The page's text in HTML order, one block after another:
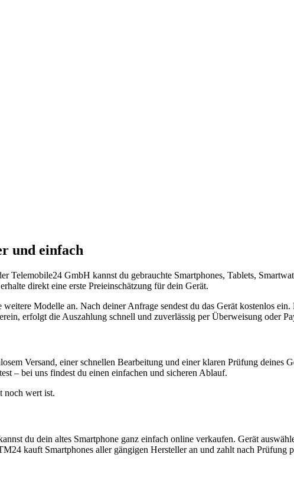
und einfach
GmbH kannst du gebrauchte Smartphones, Tablets,
direkt eine erste Preieinschätzung für dein Gerät.
Modelle an. Nach deiner Anfrage sendest du das Gerät kostenlos
erfolgt die Auszahlung schnell und zuverlässig per Überweisung oder
Versand, einer schnellen Bearbeitung und einer klaren Prüfung deines
– bei uns findest du einen einfachen und sicheren Ablauf.
noch wert ist.
du dein altes Smartphone ganz einfach online verkaufen. Gerät
kauft Smartphones aller gängigen Hersteller an und zahlt nach Prüfung